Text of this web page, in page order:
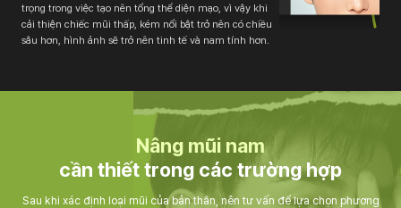
trọng trong việc tạo nên tổng thể diện mạo, vì vậy khi
cải thiện chiếc mũi thấp, kém nổi bật trở nên có chiều
sâu hơn, hình ảnh sẽ trở nên tinh tế và nam tính hơn.
Nâng mũi nam
cần thiết trong các trường hợp
Sau khi xác định loại mũi của bản thân, nên tư vấn để lựa chọn phương